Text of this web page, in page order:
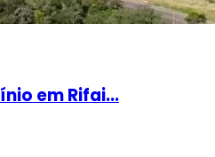
em Rifai...